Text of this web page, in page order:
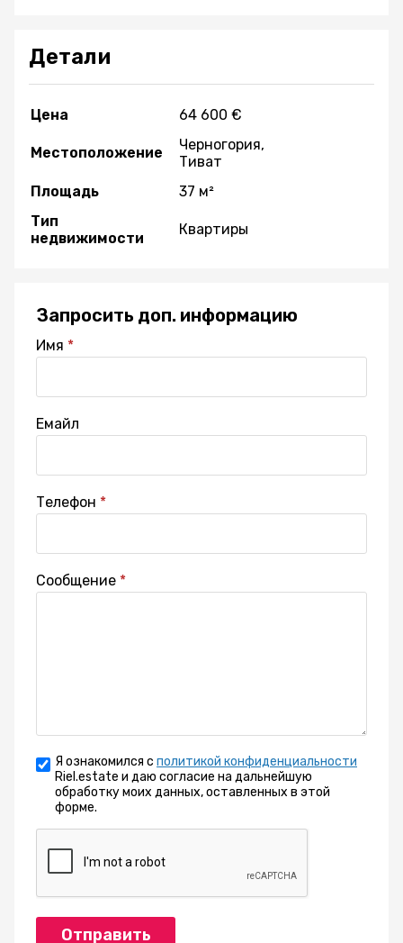
Детали
Цена 64 600 €
Местоположение
Черногория,
Тиват
Площадь
37 м²
Тип
недвижимости
Квартиры
Запросить доп. информацию
Имя
Емайл
Телефон
Сообщение
Я ознакомился с политикой конфиденциальности
Riel.estate и даю согласие на дальнейшую
обработку моих данных, оставленных в этой
форме.
Отправить